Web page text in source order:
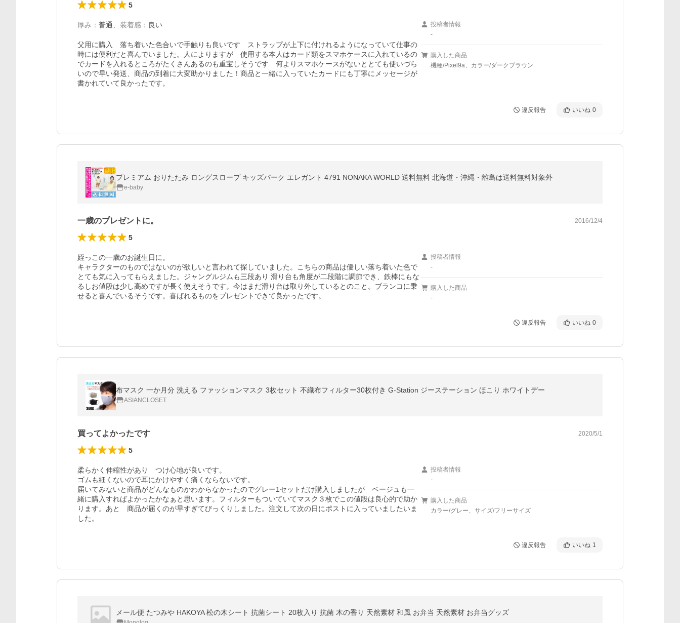
5
厚み ： 普通 装着感 ： 良い
父用に購入　落ち着いた色合いで手触りも良いです　ストラップが上下に付けれるようになっていて仕事の
時には便利だと喜んでいました。人によりますが　使用する本人はカード類をスマホケースに入れているの
でカードを入れるところがたくさんあるのも重宝しそうです　何よりスマホケースがないととても使いづら
いので早い発送、商品の到着に大変助かりました！商品と一緒に入っていたカードにも丁寧にメッセージが
書かれていて良かったです。
投稿者情報
-
購入した商品
機種/Pixel9a、カラー/ダークブラウン
違反報告 いいね 0
プレミアム おりたたみ ロングスロープ キッズパーク エレガント 4791 NONAKA WORLD 送料無料 北海道・沖縄・離島は送料無料対象外
e-baby
一歳のプレゼントに。 2016/12/4
5
姪っこの一歳のお誕生日に。
キャラクターのものではないのが欲しいと言われて探していました。こちらの商品は優しい落ち着いた色で
とても気に入ってもらえました。ジャングルジムも三段あり 滑り台も角度が二段階に調節でき、鉄棒にもな
るしお値段は少し高めですが長く使えそうです。今はまだ滑り台は取り外しているとのこと。ブランコに乗
せると喜んでいるそうです。喜ばれるものをプレゼントできて良かったです。
投稿者情報
-
購入した商品
-
違反報告 いいね 0
布マスク 一か月分 洗える ファッションマスク 3枚セット 不織布フィルター30枚付き G-Station ジーステーション ほこり ホワイトデー
ASIANCLOSET
買ってよかったです 2020/5/1
5
柔らかく伸縮性があり　つけ心地が良いです。
ゴムも細くないので耳にかけやすく痛くならないです。
届いてみないと商品がどんなものかわからなかったのでグレー1セットだけ購入しましたが　ベージュも一
緒に購入すればよかったかなぁと思います。フィルターもついていてマスク３枚でこの値段は良心的で助か
ります。あと　商品が届くのが早すぎてびっくりしました。注文して次の日にポストに入っていましたいま
した。
投稿者情報
-
購入した商品
カラー/グレー、サイズ/フリーサイズ
違反報告 いいね 1
メール便 たつみや HAKOYA 松の木シート 抗菌シート 20枚入り 抗菌 木の香り 天然素材 和風 お弁当 天然素材 お弁当グッズ